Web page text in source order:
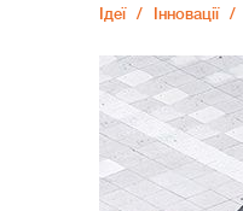
Ідеї Інновації